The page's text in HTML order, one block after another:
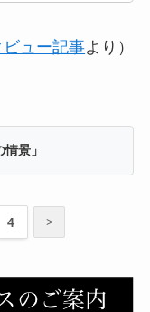
ュー記事より）
景」
4 >